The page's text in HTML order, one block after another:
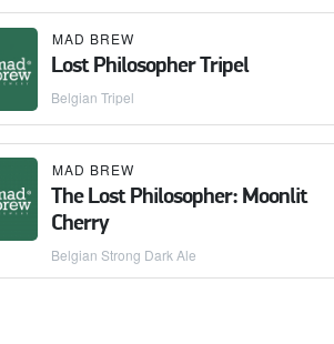
MAD BREW
Lost Philosopher Tripel
Belgian Tripel
MAD BREW
The Lost Philosopher: Moonlit
Cherry
Belgian Strong Dark Ale